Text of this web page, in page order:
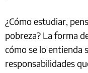
¿Cómo estudiar,
pobreza? La forma
cómo se lo entienda
responsabilidades